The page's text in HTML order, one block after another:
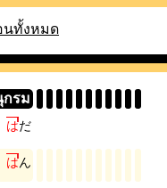
นทั้งหมด
กรม
はだ
はん